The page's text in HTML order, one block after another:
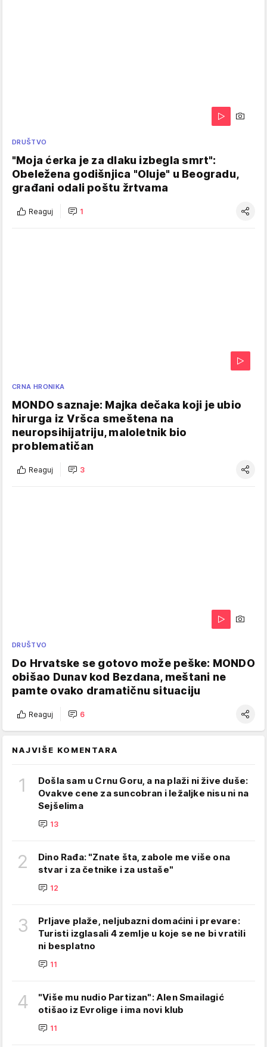
DRUŠTVO
"Moja ćerka je za dlaku izbegla smrt":
Obeležena godišnjica "Oluje" u Beogradu,
građani odali poštu žrtvama
Reaguj 1
CRNA HRONIKA
MONDO saznaje: Majka dečaka koji je ubio
hirurga iz Vršca smeštena na
neuropsihijatriju, maloletnik bio
problematičan
Reaguj 3
DRUŠTVO
Do Hrvatske se gotovo može peške: MONDO
obišao Dunav kod Bezdana, meštani ne
pamte ovako dramatičnu situaciju
Reaguj 6
NAJVIŠE KOMENTARA
1
Došla sam u Crnu Goru, a na plaži ni žive duše:
Ovakve cene za suncobran i ležaljke nisu ni na
Sejšelima
13
2
Dino Rađa: "Znate šta, zabole me više ona
stvar i za četnike i za ustaše"
12
3
Prljave plaže, neljubazni domaćini i prevare:
Turisti izglasali 4 zemlje u koje se ne bi vratili
ni besplatno
11
4
"Više mu nudio Partizan": Alen Smailagić
otišao iz Evrolige i ima novi klub
11